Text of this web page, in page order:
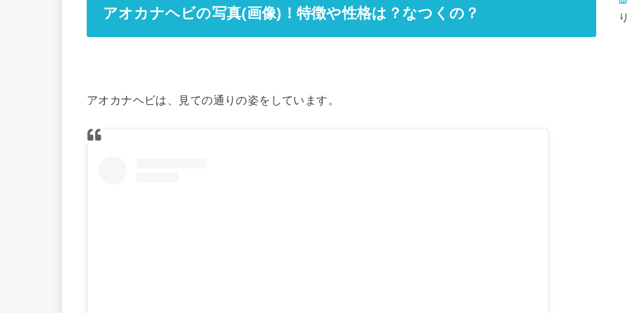
アオカナヘビの写真(画像)！特徴や性格は？なつくの？
アオカナヘビは、見ての通りの姿をしています。